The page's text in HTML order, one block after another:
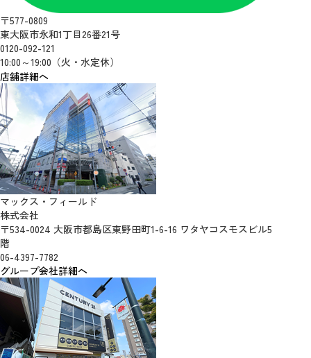
〒577-0809
東大阪市永和1丁目26番21号
0120-092-121
10:00～19:00（火・水定休）
店舗詳細へ
マックス・フィールド
株式会社
〒534-0024 大阪市都島区東野田町1-6-16 ワタヤコスモスビル5
階
06-4397-7782
グループ会社詳細へ